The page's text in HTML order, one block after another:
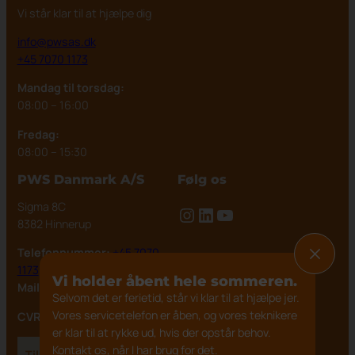
Vi står klar til at hjælpe dig
info@pwsas.dk
+45 7070 1173
Mandag til torsdag:
08:00 – 16:00
Fredag:
08:00 – 15:30
PWS Danmark A/S
Sigma 8C
8382 Hinnerup
Telefonnummer: +45 7070
1173
Mail:
info@pwsas.dk
CVR:
31482631
Følg os
Instagram
LinkedIn
YouTube
Vi holder åbent hele sommeren.
Selvom det er ferietid, står vi klar til at hjælpe jer.
Vores servicetelefon er åben, og vores teknikere
er klar til at rykke ud, hvis der opstår behov.
Kontakt os, når I har brug for det.